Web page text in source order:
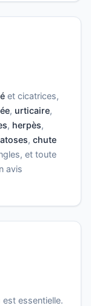
et cicatrices,
, urticaire,
, herpès,
, chute
et toute
avis
est essentielle.